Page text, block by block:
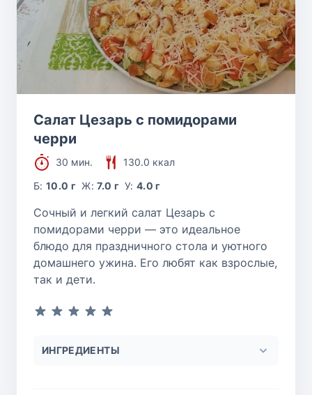
Салат Цезарь с помидорами
черри
30 мин.
130.0 ккал
Б:10.0 г Ж:7.0 г У:4.0 г
Сочный и легкий салат Цезарь с
помидорами черри — это идеальное
блюдо для праздничного стола и уютного
домашнего ужина. Его любят как взрослые,
так и дети.
ИНГРЕДИЕНТЫ